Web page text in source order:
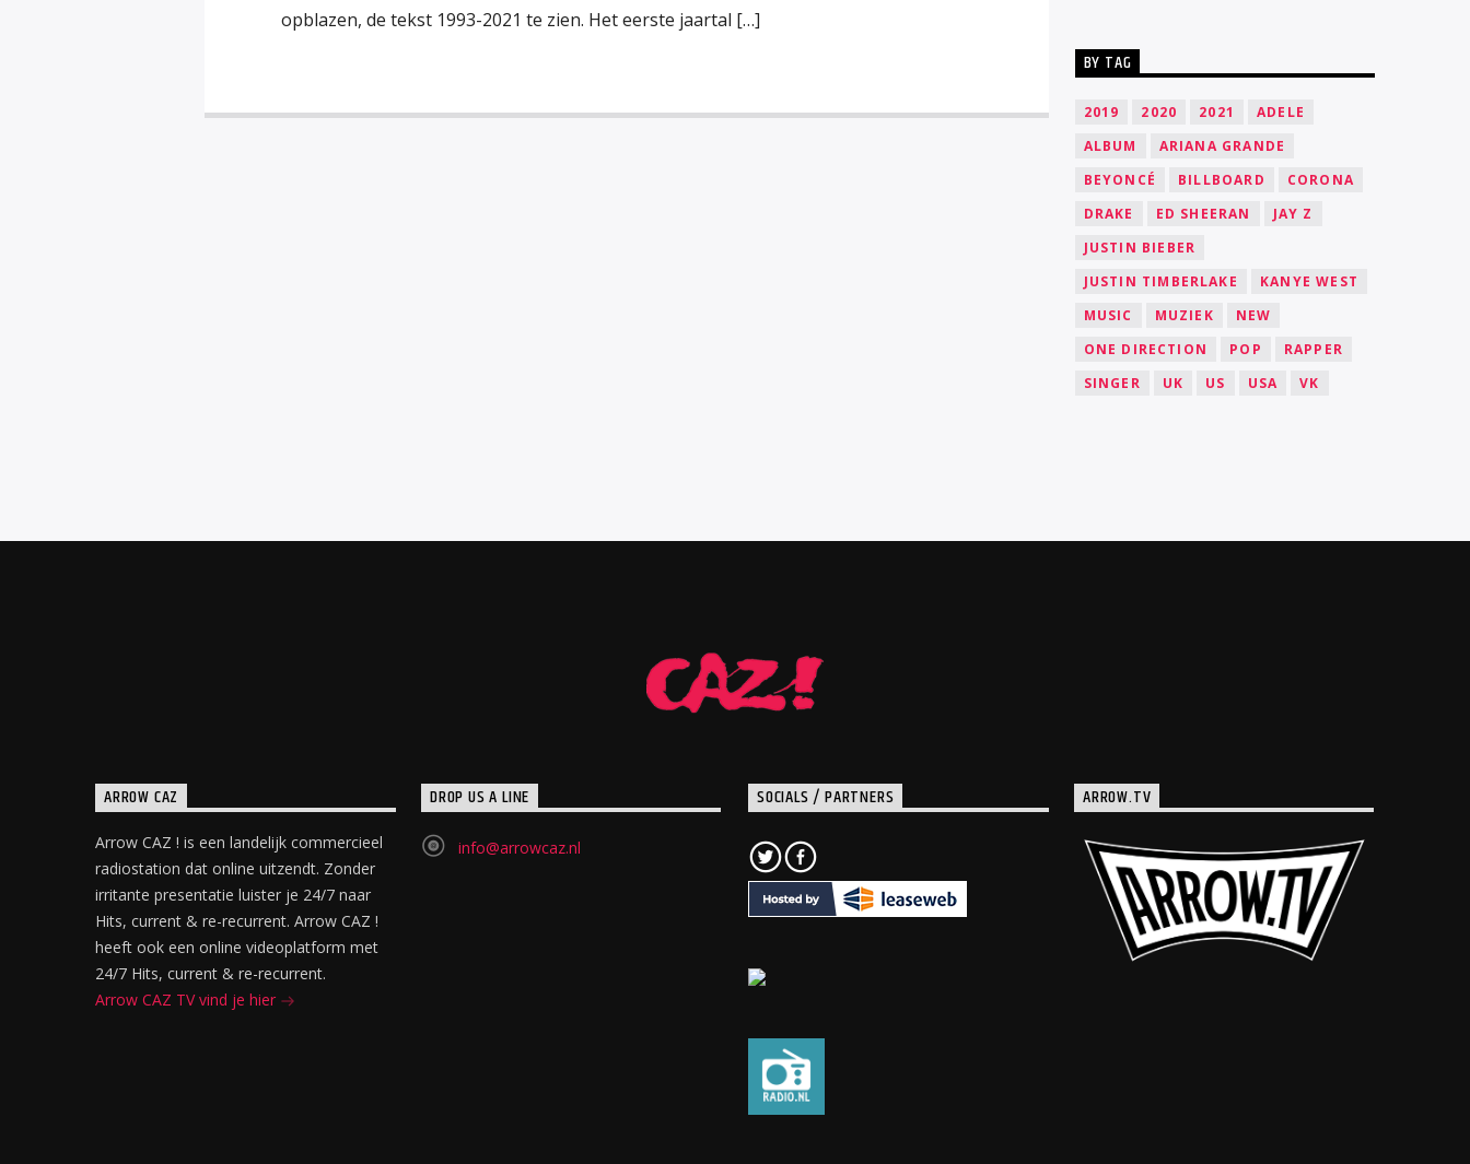
opblazen, de tekst 1993-2021 te zien. Het eerste jaartal […]
BY TAG
2019 2020 2021
ADELE
ALBUM
ARIANA GRANDE
BEYONCÉ
BILLBOARD
CORONA
DRAKE
ED SHEERAN
JAY Z
JUSTIN BIEBER
JUSTIN TIMBERLAKE
KANYE WEST
MUSIC
MUZIEK
NEW
ONE DIRECTION
POP
RAPPER
SINGER
UK US USA VK
ARROW CAZ
Arrow CAZ ! is een landelijk commercieel
radiostation dat online uitzendt. Zonder
irritante presentatie luister je 24/7 naar
Hits, current & re-recurrent. Arrow CAZ !
heeft ook een online videoplatform met
24/7 Hits, current & re-recurrent.
Arrow CAZ TV vind je hier
DROP US A LINE
info@arrowcaz.nl
SOCIALS / PARTNERS ARROW.TV